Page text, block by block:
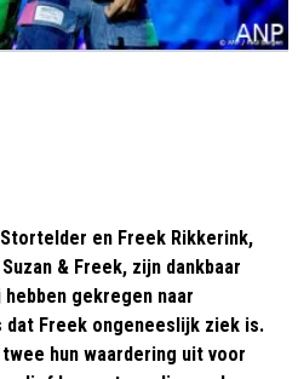
Stortelder en Freek Rikkerink,
& Freek, zijn dankbaar
gekregen naar
dat Freek ongeneeslijk ziek is.
hun waardering uit voor